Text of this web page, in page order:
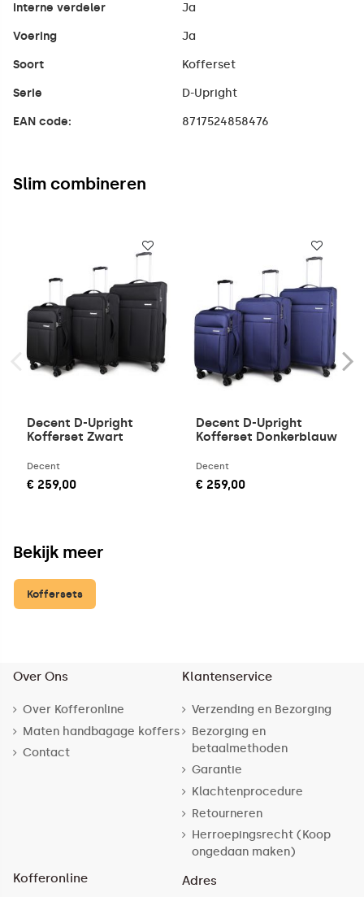
Interne verdeler Ja
Voering Ja
Soort Kofferset
Serie D-Upright
EAN code: 8717524858476
Slim combineren
Decent D-Upright
Kofferset Zwart
Decent
€ 259,00
Decent D-Upright
Kofferset Donkerblauw
Decent
€ 259,00
Bekijk meer
Koffersets
Over Ons
Over Kofferonline
Maten handbagage koffers
Contact
Klantenservice
Verzending en Bezorging
Bezorging en
betaalmethoden
Garantie
Klachtenprocedure
Retourneren
Herroepingsrecht (Koop
ongedaan maken)
Kofferonline Adres